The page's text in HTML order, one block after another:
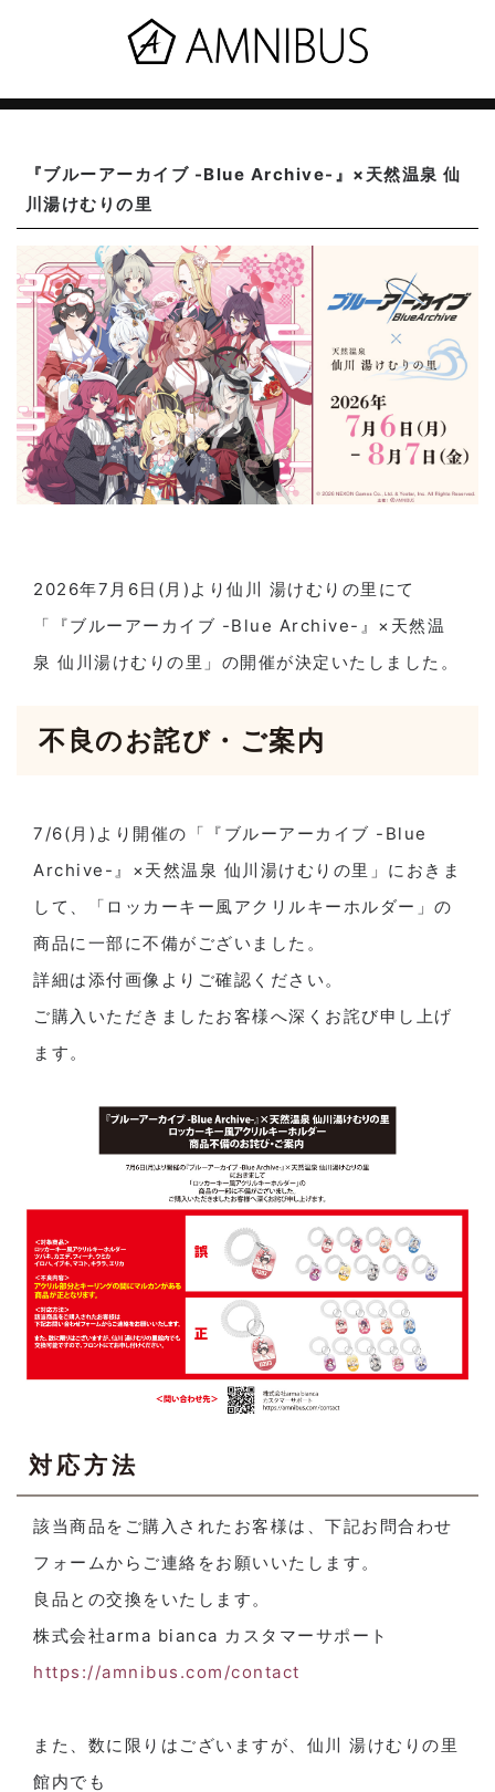
『ブルーアーカイブ -Blue Archive-』×天然温泉 仙
川湯けむりの里
2026年7月6日(月)より仙川 湯けむりの里にて
「『ブルーアーカイブ -Blue Archive-』×天然温
泉 仙川湯けむりの里」の開催が決定いたしました。
不良のお詫び・ご案内
7/6(月)より開催の「『ブルーアーカイブ -Blue
Archive-』×天然温泉 仙川湯けむりの里」におきま
して、「ロッカーキー風アクリルキーホルダー」の
商品に一部に不備がございました。
詳細は添付画像よりご確認ください。
ご購入いただきましたお客様へ深くお詫び申し上げ
ます。
対応方法
該当商品をご購入されたお客様は、下記お問合わせ
フォームからご連絡をお願いいたします。
良品との交換をいたします。
株式会社arma bianca カスタマーサポート
https://amnibus.com/contact
また、数に限りはございますが、仙川 湯けむりの里
館内でも